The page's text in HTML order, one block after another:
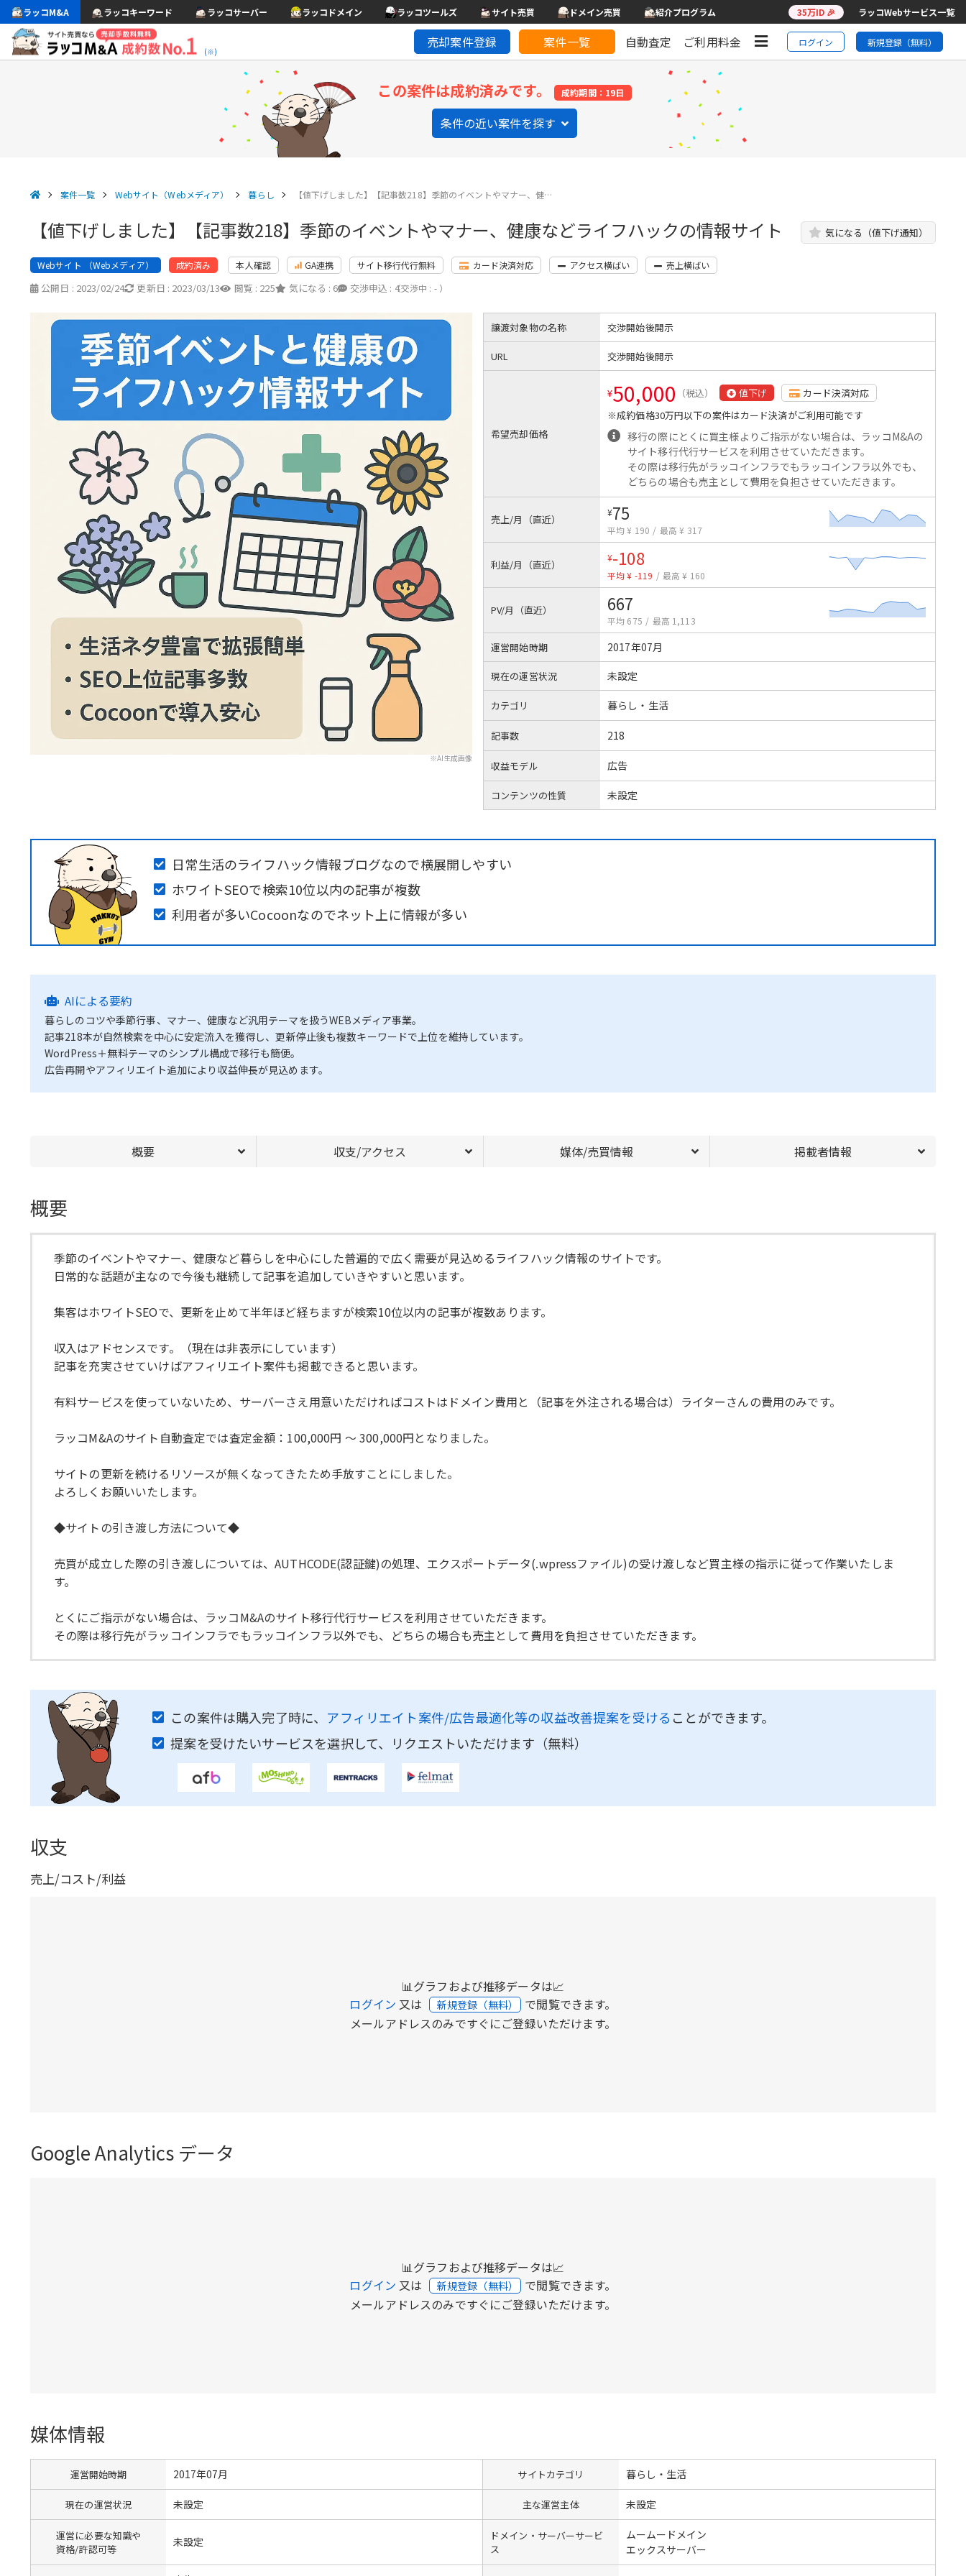
ラッコM&A ラッコキーワード ラッコサーバー ラッコドメイン ラッコツールズ サイト売買 ドメイン売買 紹介プログラム 35万ID 🎉 ラッコWebサービス一覧
(※)
売却案件登録 案件一覧 自動査定 ご利用料金 ログイン 新規登録（無料）
この案件は成約済みです。 成約期間：19日
条件の近い案件を探す
案件一覧 Webサイト（Webメディア） 暮らし 【値下げしました】【記事数218】季節のイベントやマナー、健…
【値下げしました】【記事数218】季節のイベントやマナー、健康などライフハックの情報サイト 気になる（値下げ通知）
Webサイト （Webメディア） 成約済み 本人確認 GA連携 サイト移行代行無料 カード決済対応 アクセス横ばい 売上横ばい
公開日 : 2023/02/24 更新日 : 2023/03/13 閲覧 : 225 気になる : 6 交渉申込 : 4
（交渉中 : - ）
※AI生成画像
譲渡対象物の名称 交渉開始後開示
URL 交渉開始後開示
希望売却価格
¥50,000 （税込） 値下げ
カード決済対応
※成約価格30万円以下の案件はカード決済がご利用可能です
移行の際にとくに買主様よりご指示がない場合は、ラッコM&Aの
サイト移行代行サービスを利用させていただきます。
その際は移行先がラッコインフラでもラッコインフラ以外でも、
どちらの場合も売主として費用を負担させていただきます。
売上/月（直近）
¥75
平均 ¥ 190 / 最高 ¥ 317
利益/月（直近）
¥-108
平均 ¥ -119 / 最高 ¥ 160
PV/月（直近） 667
平均 675 / 最高 1,113
運営開始時期 2017年07月
現在の運営状況 未設定
カテゴリ 暮らし・生活
記事数 218
収益モデル 広告
コンテンツの性質 未設定
日常生活のライフハック情報ブログなので横展開しやすい
ホワイトSEOで検索10位以内の記事が複数
利用者が多いCocoonなのでネット上に情報が多い
AIによる要約
暮らしのコツや季節行事、マナー、健康など汎用テーマを扱うWEBメディア事業。
記事218本が自然検索を中心に安定流入を獲得し、更新停止後も複数キーワードで上位を維持しています。
WordPress＋無料テーマのシンプル構成で移行も簡便。
広告再開やアフィリエイト追加により収益伸長が見込めます。
概要 収支/アクセス 媒体/売買情報 掲載者情報
概要
季節のイベントやマナー、健康など暮らしを中心にした普遍的で広く需要が見込めるライフハック情報のサイトです。
日常的な話題が主なので今後も継続して記事を追加していきやすいと思います。
集客はホワイトSEOで、更新を止めて半年ほど経ちますが検索10位以内の記事が複数あります。
収入はアドセンスです。（現在は非表示にしています）
記事を充実させていけばアフィリエイト案件も掲載できると思います。
有料サービスを使っていないため、サーバーさえ用意いただければコストはドメイン費用と（記事を外注される場合は）ライターさんの費用のみです。
ラッコM&Aのサイト自動査定では査定金額：100,000円 ～ 300,000円となりました。
サイトの更新を続けるリソースが無くなってきたため手放すことにしました。
よろしくお願いいたします。
◆サイトの引き渡し方法について◆
売買が成立した際の引き渡しについては、AUTHCODE(認証鍵)の処理、エクスポートデータ(.wpressファイル)の受け渡しなど買主様の指示に従って作業いたしま
す。
とくにご指示がない場合は、ラッコM&Aのサイト移行代行サービスを利用させていただきます。
その際は移行先がラッコインフラでもラッコインフラ以外でも、どちらの場合も売主として費用を負担させていただきます。
この案件は購入完了時に、 アフィリエイト案件/広告最適化等の収益改善提案を受ける ことができます。
提案を受けたいサービスを選択して、リクエストいただけます（無料）
収支
売上/コスト/利益
📊グラフおよび推移データは📈
ログイン 又は 新規登録（無料） で閲覧できます。
メールアドレスのみですぐにご登録いただけます。
Google Analytics データ
📊グラフおよび推移データは📈
ログイン 又は 新規登録（無料） で閲覧できます。
メールアドレスのみですぐにご登録いただけます。
媒体情報
運営開始時期 2017年07月 サイトカテゴリ 暮らし・生活
現在の運営状況 未設定 主な運営主体 未設定
運営に必要な知識や
資格/許認可等
未設定
ドメイン・サーバーサービ
ス
ムームードメイン
エックスサーバー